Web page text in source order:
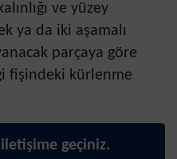
ve yüzey
ya da iki aşamalı
parçaya göre
fişindeki kürlenme
geçiniz.